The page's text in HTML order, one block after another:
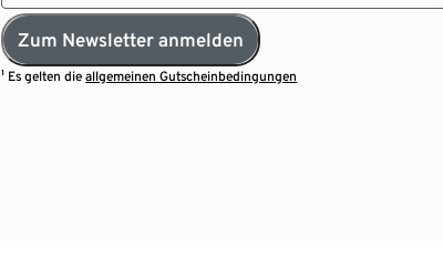
Zum Newsletter anmelden
¹ Es gelten dieallgemeinen Gutscheinbedingungen